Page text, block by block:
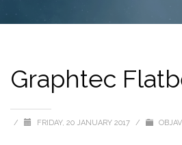
Graphtec
/ FRIDAY, 20 JANUARY 2017 /